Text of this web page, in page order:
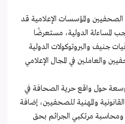
والمؤسسات الإعلامية قد
المساءلة الدولية، مستعرضًا
جنيف والبروتوكولات الدولية
والعاملين في المجال الإعلامي
حول واقع حرية الصحافة في
والمهنية للصحفيين، إضافة
ومحاسبة مرتكبي الجرائم بحق